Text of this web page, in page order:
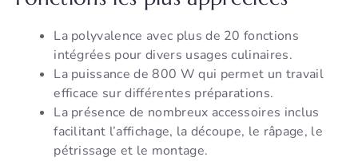
La polyvalence avec plus de 20 fonctions
intégrées pour divers usages culinaires.
La puissance de 800 W qui permet un travail
efficace sur différentes préparations.
La présence de nombreux accessoires inclus
facilitant l’affichage, la découpe, le râpage, le
pétrissage et le montage.